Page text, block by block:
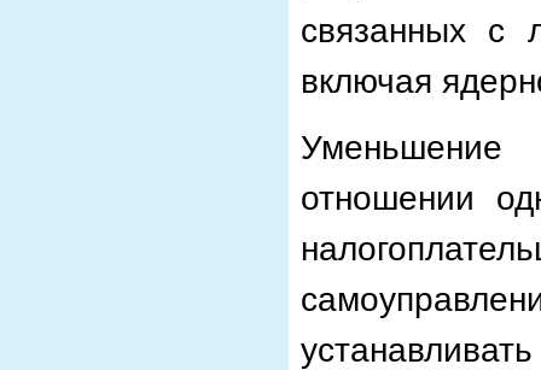
связанных с
включая
Уменьшение
отношении